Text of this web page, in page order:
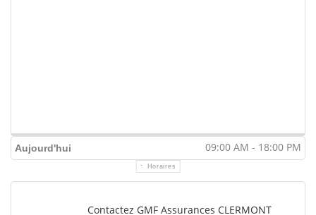
Aujourd'hui 09:00 AM - 18:00 PM
Horaires
Contactez GMF Assurances CLERMONT